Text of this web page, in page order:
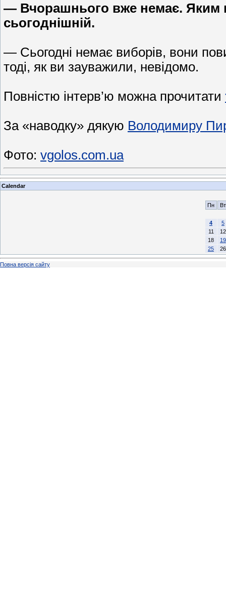
— Вчорашнього вже немає. Яким
сьогоднішній.
— Сьогодні немає виборів, вони
тоді, як ви зауважили, невідомо.
Повністю інтерв’ю можна прочитати
За «наводку» дякую Володимиру
Фото: vgolos.com.ua
Calendar
Пн Вт
4
5
11
12
18
19
25
26
Повна версія сайту